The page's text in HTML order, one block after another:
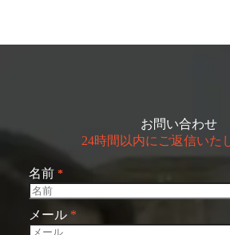
お問い合わせ
24時間以内にご返信いた
名前 *
メール *